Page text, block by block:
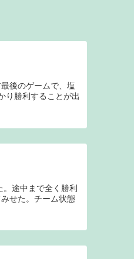
後のゲームで、塩
り勝利することが出
。途中まで全く勝利
せた。チーム状態